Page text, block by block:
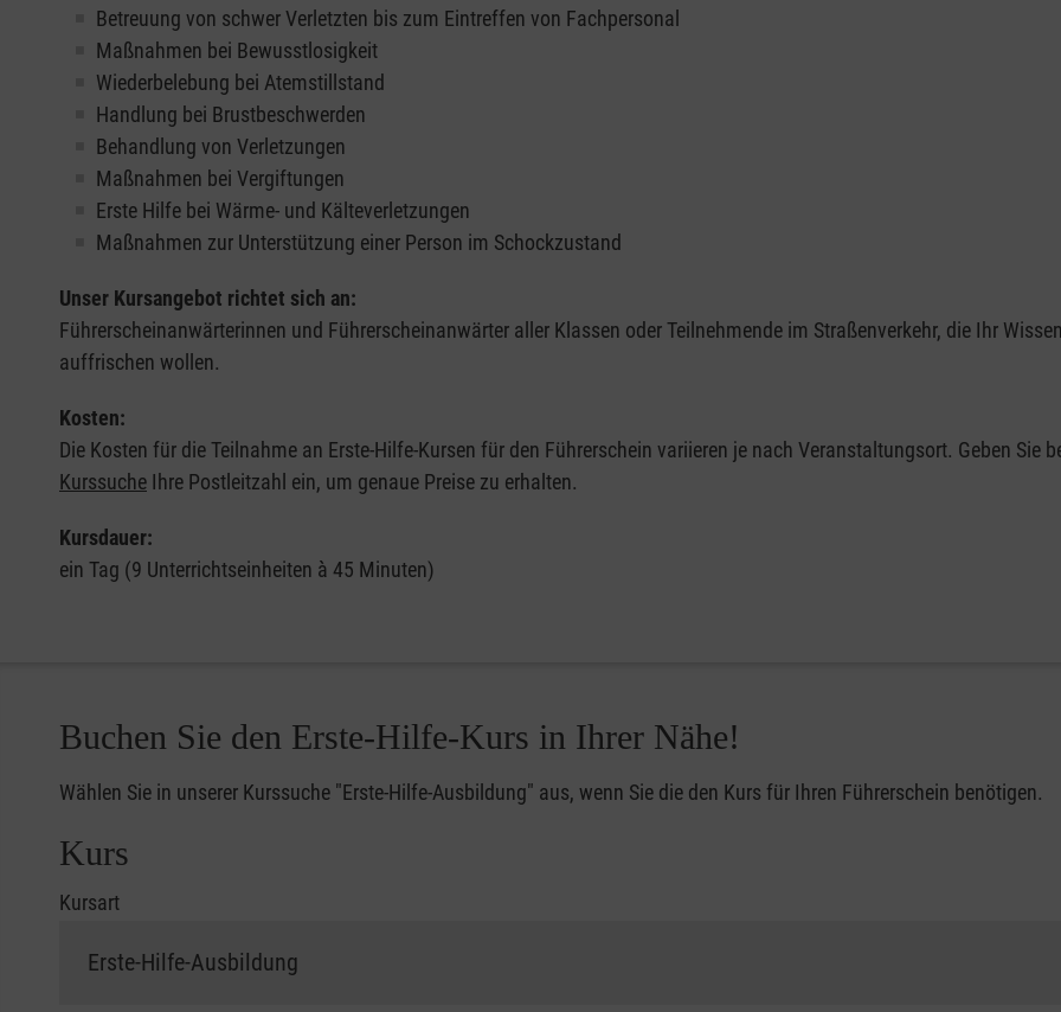
Betreuung von schwer Verletzten bis zum Eintreffen von Fachpersonal
Maßnahmen bei Bewusstlosigkeit
Wiederbelebung bei Atemstillstand
Handlung bei Brustbeschwerden
Behandlung von Verletzungen
Maßnahmen bei Vergiftungen
Erste Hilfe bei Wärme- und Kälteverletzungen
Maßnahmen zur Unterstützung einer Person im Schockzustand
Unser Kursangebot richtet sich an:
Führerscheinanwärterinnen und Führerscheinanwärter aller Klassen oder Teilnehmende im Straßenverkehr, die Ihr
auffrischen wollen.
Kosten:
Die Kosten für die Teilnahme an Erste-Hilfe-Kursen für den Führerschein variieren je nach Veranstaltungsort. Geben Sie
Kurssuche Ihre Postleitzahl ein, um genaue Preise zu erhalten.
Kursdauer:
ein Tag (9 Unterrichtseinheiten à 45 Minuten)
Buchen Sie den Erste-Hilfe-Kurs in Ihrer Nähe!
Wählen Sie in unserer Kurssuche "Erste-Hilfe-Ausbildung" aus, wenn Sie die den Kurs für Ihren Führerschein benötigen.
Kurs
Kursart